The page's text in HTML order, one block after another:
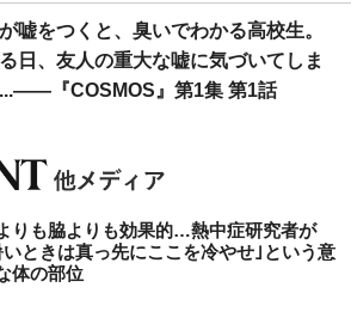
嘘をつくと、臭いでわかる高校生。
日、友人の重大な嘘に気づいてしま
『COSMOS』第1集 第1話
りも脇よりも効果的…熱中症研究者が
いときは真っ先にここを冷やせ｣という意
体の部位